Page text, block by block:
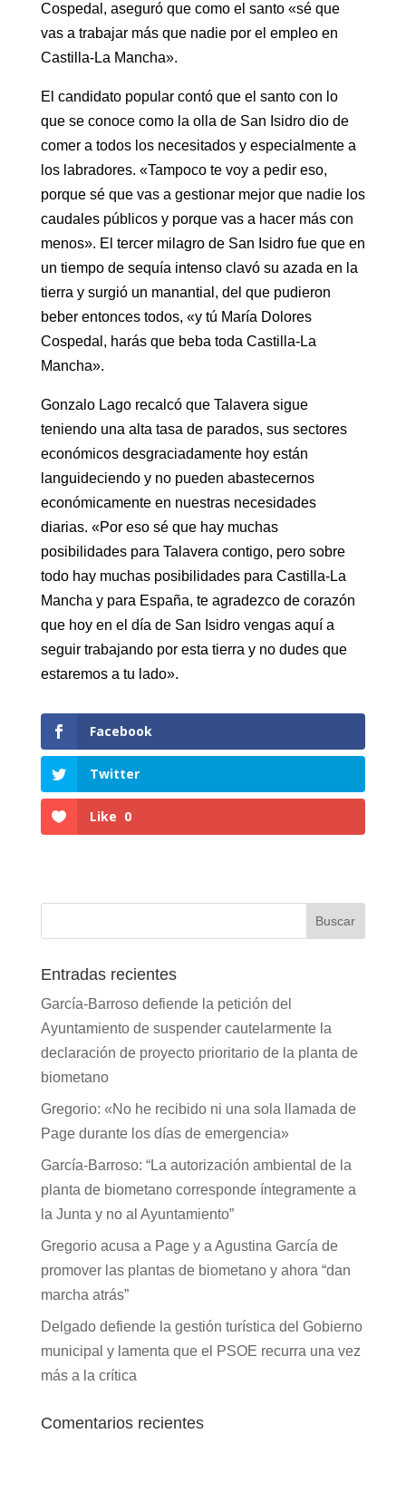
Cospedal, aseguró que como el santo «sé que
vas a trabajar más que nadie por el empleo en
Castilla-La Mancha».
El candidato popular contó que el santo con lo
que se conoce como la olla de San Isidro dio de
comer a todos los necesitados y especialmente a
los labradores. «Tampoco te voy a pedir eso,
porque sé que vas a gestionar mejor que nadie los
caudales públicos y porque vas a hacer más con
menos». El tercer milagro de San Isidro fue que en
un tiempo de sequía intenso clavó su azada en la
tierra y surgió un manantial, del que pudieron
beber entonces todos, «y tú María Dolores
Cospedal, harás que beba toda Castilla-La
Mancha».
Gonzalo Lago recalcó que Talavera sigue
teniendo una alta tasa de parados, sus sectores
económicos desgraciadamente hoy están
languideciendo y no pueden abastecernos
económicamente en nuestras necesidades
diarias. «Por eso sé que hay muchas
posibilidades para Talavera contigo, pero sobre
todo hay muchas posibilidades para Castilla-La
Mancha y para España, te agradezco de corazón
que hoy en el día de San Isidro vengas aquí a
seguir trabajando por esta tierra y no dudes que
estaremos a tu lado».
Facebook
Twitter
Like 0
Entradas recientes
García-Barroso defiende la petición del
Ayuntamiento de suspender cautelarmente la
declaración de proyecto prioritario de la planta de
biometano
Gregorio: «No he recibido ni una sola llamada de
Page durante los días de emergencia»
García-Barroso: “La autorización ambiental de la
planta de biometano corresponde íntegramente a
la Junta y no al Ayuntamiento”
Gregorio acusa a Page y a Agustina García de
promover las plantas de biometano y ahora “dan
marcha atrás”
Delgado defiende la gestión turística del Gobierno
municipal y lamenta que el PSOE recurra una vez
más a la crítica
Comentarios recientes